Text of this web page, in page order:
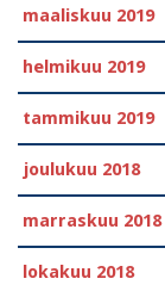
maaliskuu 2019
helmikuu 2019
tammikuu 2019
joulukuu 2018
marraskuu 2018
lokakuu 2018